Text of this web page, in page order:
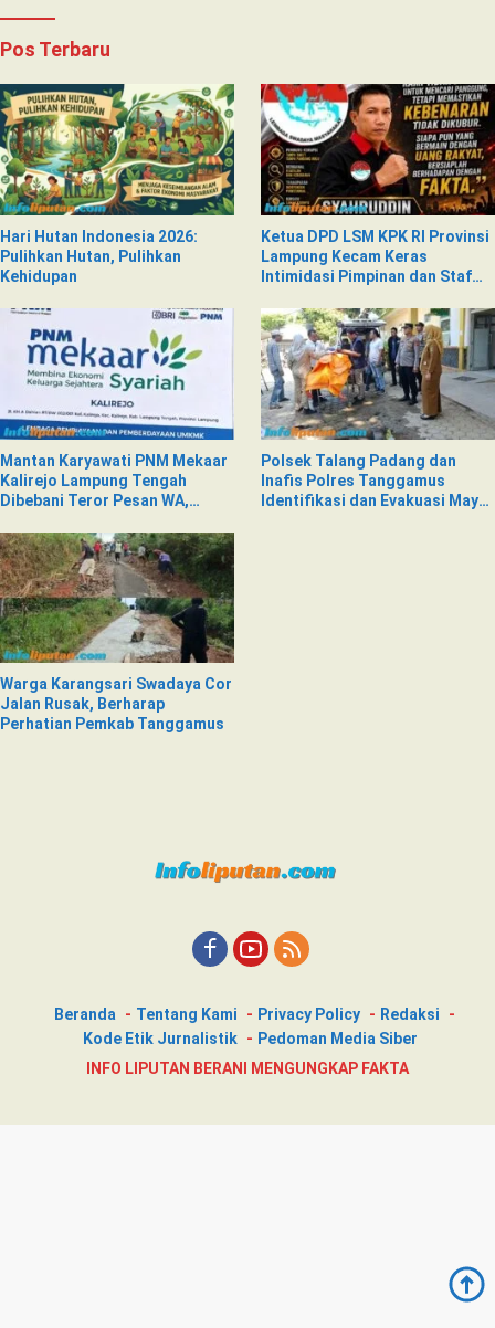
Pos Terbaru
Hari Hutan Indonesia 2026:
Pulihkan Hutan, Pulihkan
Kehidupan
Ketua DPD LSM KPK RI Provinsi
Lampung Kecam Keras
Intimidasi Pimpinan dan Staf
Nad
Mantan Karyawati PNM Mekaar
Kalirejo Lampung Tengah
Dibebani Teror Pesan WA,
Polsek Talang Padang dan
Inafis Polres Tanggamus
Identifikasi dan Evakuasi Mayat
Warga Karangsari Swadaya Cor
Jalan Rusak, Berharap
Perhatian Pemkab Tanggamus
Beranda Tentang Kami Privacy Policy
Redaksi
Kode Etik Jurnalistik
Pedoman Media Siber
INFO LIPUTAN BERANI MENGUNGKAP FAKTA